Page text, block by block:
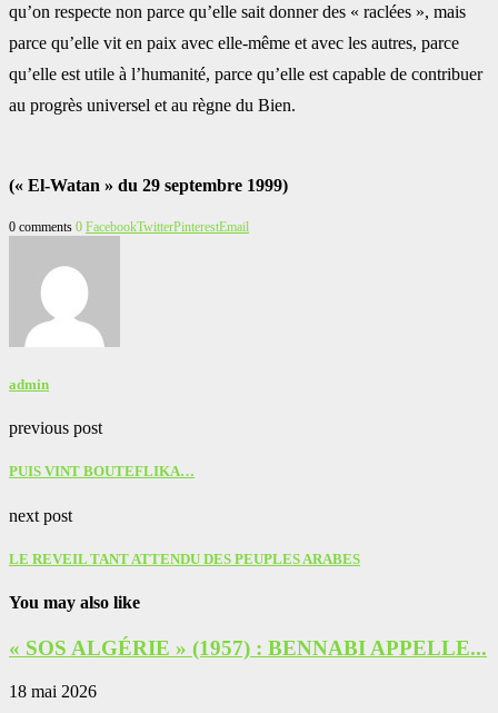
qu’on respecte non parce qu’elle sait donner des « raclées », mais
parce qu’elle vit en paix avec elle-même et avec les autres, parce
qu’elle est utile à l’humanité, parce qu’elle est capable de contribuer
au progrès universel et au règne du Bien.
(« El-Watan » du 29 septembre 1999)
0 comments 0 FacebookTwitterPinterestEmail
admin
previous post
PUIS VINT BOUTEFLIKA…
next post
LE REVEIL TANT ATTENDU DES PEUPLES ARABES
You may also like
« SOS ALGÉRIE » (1957) : BENNABI APPELLE...
18 mai 2026